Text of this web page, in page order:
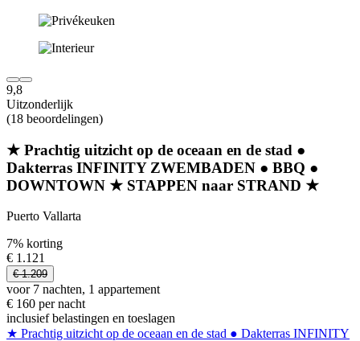
9,8
Uitzonderlijk
(18 beoordelingen)
★ Prachtig uitzicht op de oceaan en de stad ●
Dakterras INFINITY ZWEMBADEN ● BBQ ●
DOWNTOWN ★ STAPPEN naar STRAND ★
Puerto Vallarta
7% korting
€ 1.121
€ 1.209
voor 7 nachten, 1 appartement
€ 160 per nacht
inclusief belastingen en toeslagen
★ Prachtig uitzicht op de oceaan en de stad ● Dakterras INFINITY